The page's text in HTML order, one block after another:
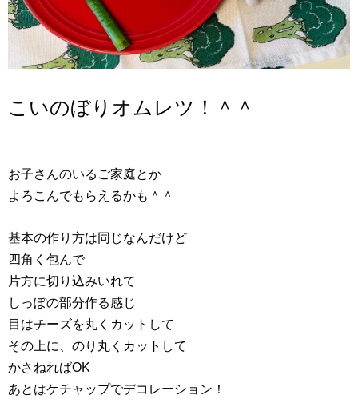
こいのぼりオムレツ！＾＾
お子さんのいるご家庭とか
よろこんでもらえるかも＾＾
基本の作り方は同じなんだけど
四角く包んで
片方に切り込みいれて
しっぽの部分作る感じ
目はチーズを丸くカットして
その上に、のり丸くカットして
かさねればOK
あとはケチャップでデコレーション！